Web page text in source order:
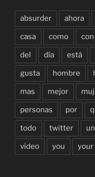
absurder ahora
casa como con
del día está
gusta hombre
mas mejor
personas por
todo twitter
video you your